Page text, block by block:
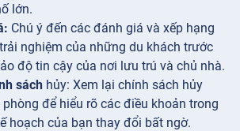
lớn.
Chú ý đến các đánh giá và xếp hạng
nghiệm của những du khách trước
độ tin cậy của nơi lưu trú và chủ nhà.
sách hủy: Xem lại chính sách hủy
để hiểu rõ các điều khoản trong
hoạch của bạn thay đổi bất ngờ.